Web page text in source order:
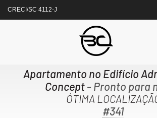
CRECI/SC 4112-J
Apartamento no Edifício
Concept- Pronto para
ÓTIMA
#341